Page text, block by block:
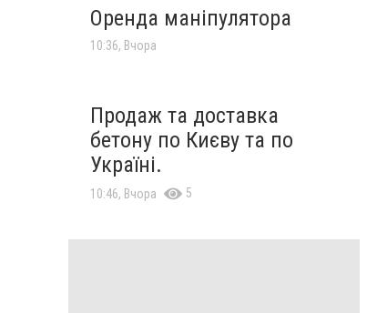
Оренда маніпулятора
10:36, Вчора
Продаж та доставка
бетону по Києву та по
Україні.
10:46, Вчора 5